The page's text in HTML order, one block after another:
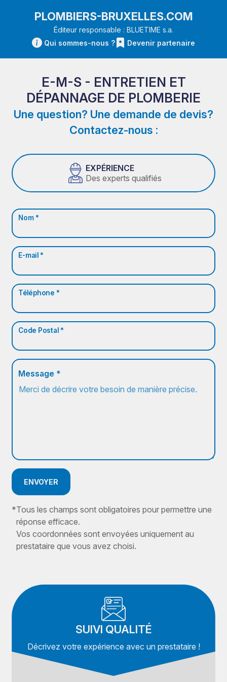
PLOMBIERS-BRUXELLES.COM
Éditeur responsable : BLUETIME s.a.
Qui sommes-nous ?
Devenir partenaire
E-M-S - ENTRETIEN ET
DÉPANNAGE DE PLOMBERIE
Une question? Une demande de devis?
Contactez-nous :
EXPÉRIENCE
Des experts qualifiés
Nom *
E-mail *
Téléphone *
Code Postal *
Message *
ENVOYER
*Tous les champs sont obligatoires pour permettre une
réponse efficace.
Vos coordonnées sont envoyées uniquement au
prestataire que vous avez choisi.
SUIVI QUALITÉ
Décrivez votre expérience avec un prestataire !